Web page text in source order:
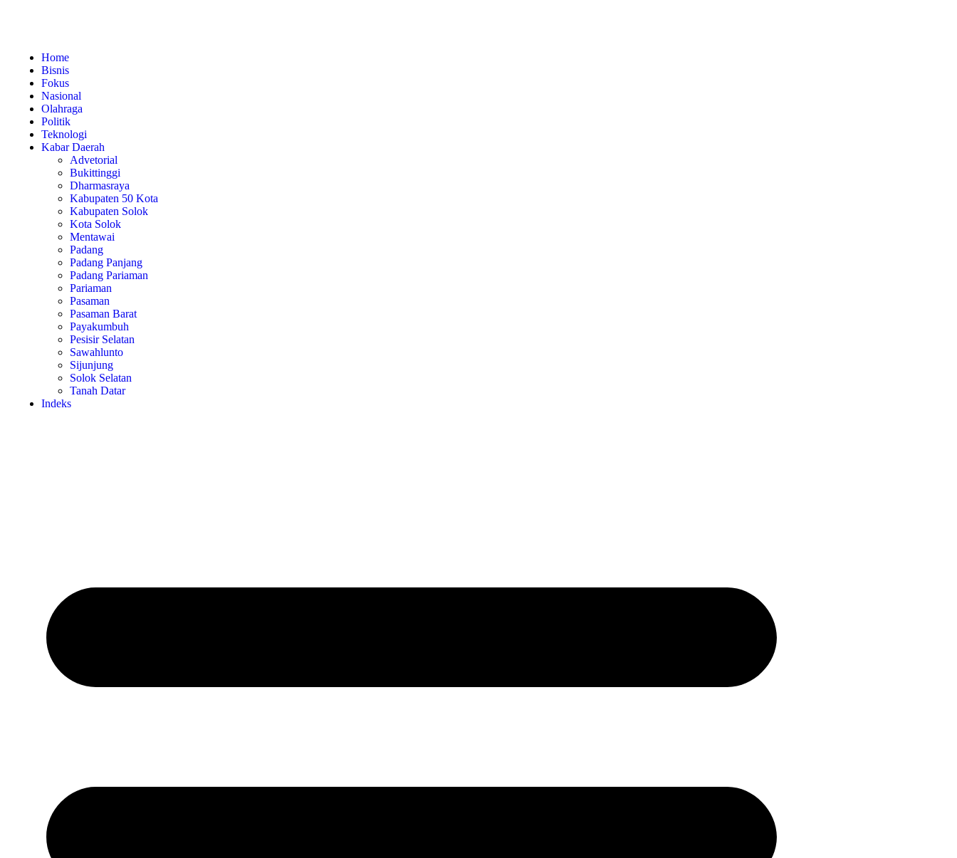
Home
Bisnis
Fokus
Nasional
Olahraga
Politik
Teknologi
Kabar Daerah
Advetorial
Bukittinggi
Dharmasraya
Kabupaten 50 Kota
Kabupaten Solok
Kota Solok
Mentawai
Padang
Padang Panjang
Padang Pariaman
Pariaman
Pasaman
Pasaman Barat
Payakumbuh
Pesisir Selatan
Sawahlunto
Sijunjung
Solok Selatan
Tanah Datar
Indeks